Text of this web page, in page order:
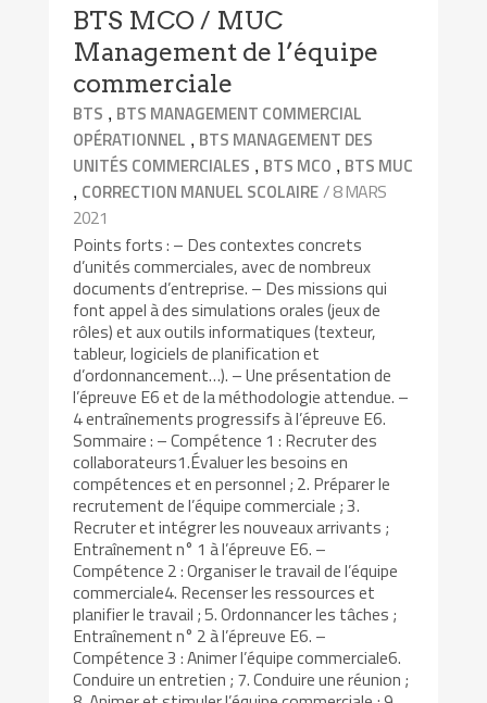
BTS MCO / MUC
Management de l’équipe
commerciale
BTS , BTS MANAGEMENT COMMERCIAL
OPÉRATIONNEL , BTS MANAGEMENT DES
UNITÉS COMMERCIALES , BTS MCO , BTS MUC
, CORRECTION MANUEL SCOLAIRE/ 8 MARS
2021
Points forts : – Des contextes concrets
d’unités commerciales, avec de nombreux
documents d’entreprise. – Des missions qui
font appel à des simulations orales (jeux de
rôles) et aux outils informatiques (texteur,
tableur, logiciels de planification et
d’ordonnancement…). – Une présentation de
l’épreuve E6 et de la méthodologie attendue. –
4 entraînements progressifs à l’épreuve E6.
Sommaire : – Compétence 1 : Recruter des
collaborateurs1.Évaluer les besoins en
compétences et en personnel ; 2. Préparer le
recrutement de l’équipe commerciale ; 3.
Recruter et intégrer les nouveaux arrivants ;
Entraînement n° 1 à l’épreuve E6. –
Compétence 2 : Organiser le travail de l’équipe
commerciale4. Recenser les ressources et
planifier le travail ; 5. Ordonnancer les tâches ;
Entraînement n° 2 à l’épreuve E6. –
Compétence 3 : Animer l’équipe commerciale6.
Conduire un entretien ; 7. Conduire une réunion ;